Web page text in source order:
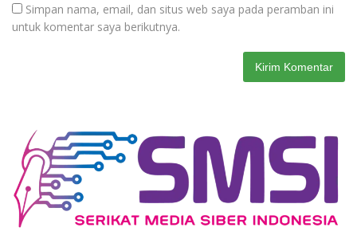
Simpan nama, email, dan situs web saya pada peramban ini
untuk komentar saya berikutnya.